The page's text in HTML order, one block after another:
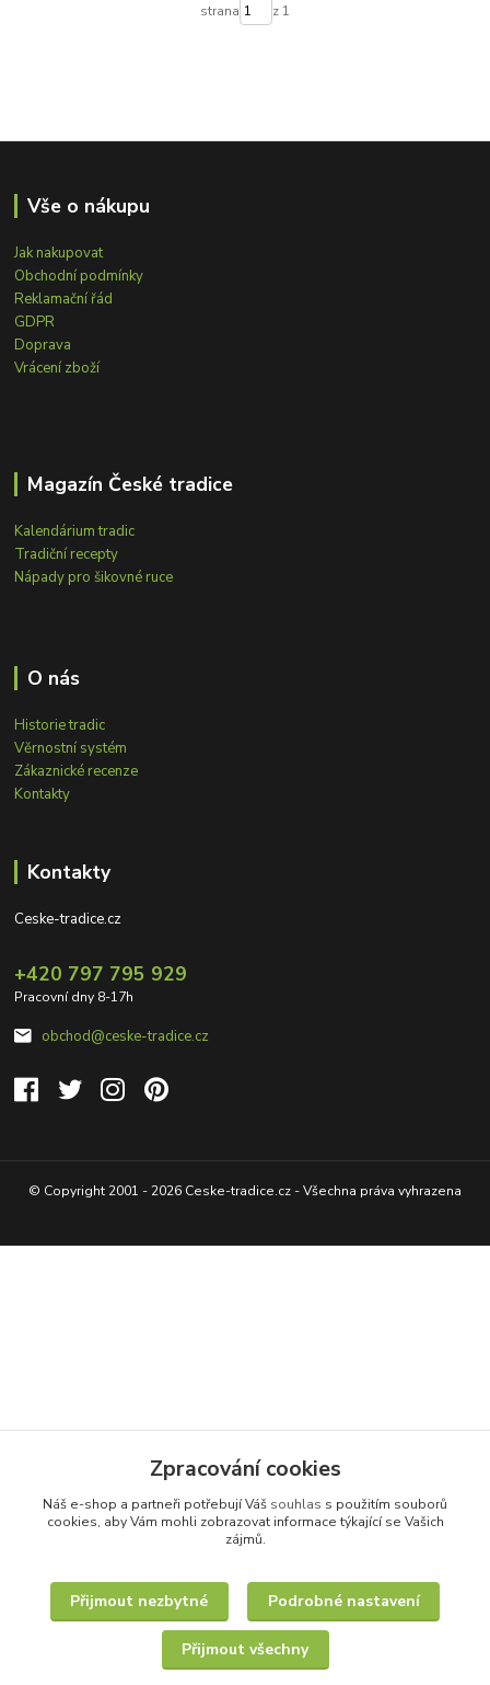
strana z 1
Vše o nákupu
Jak nakupovat
Obchodní podmínky
Reklamační řád
GDPR
Doprava
Vrácení zboží
Magazín České tradice
Kalendárium tradic
Tradiční recepty
Nápady pro šikovné ruce
O nás
Historie tradic
Věrnostní systém
Zákaznické recenze
Kontakty
Kontakty
Ceske-tradice.cz
+420 797 795 929
Pracovní dny 8-17h
obchod@ceske-tradice.cz
© Copyright 2001 - 2026 Ceske-tradice.cz - Všechna práva vyhrazena
Zpracování cookies
Náš e-shop a partneři potřebují Váš souhlas s použitím souborů
cookies, aby Vám mohli zobrazovat informace týkající se Vašich
zájmů.
Přijmout nezbytné Podrobné nastavení
Přijmout všechny